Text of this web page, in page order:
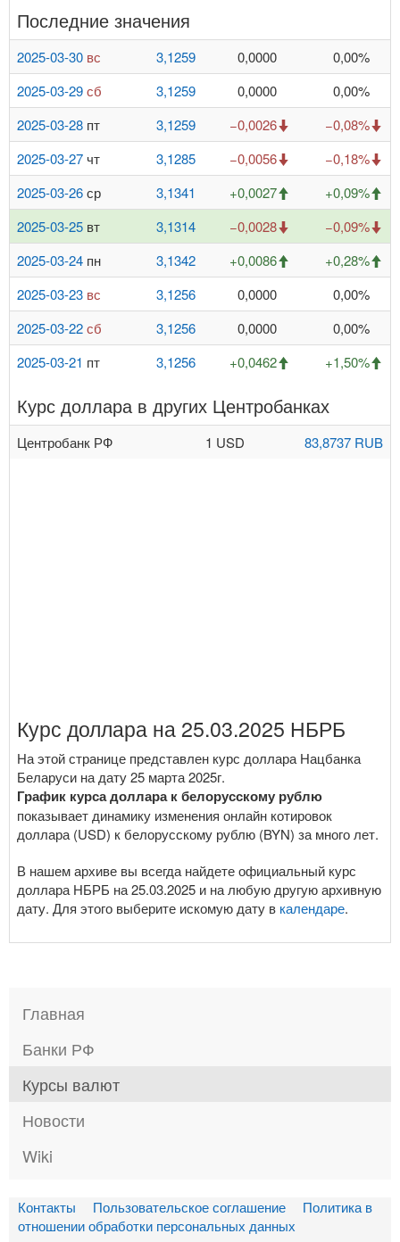
Последние значения
2025-03-30 вс 3,1259 0,0000
0,00%
2025-03-29сб 3,1259 0,0000
0,00%
2025-03-28 пт 3,1259 −0,0026
−0,08%
2025-03-27 чт 3,1285 −0,0056
−0,18%
2025-03-26ср 3,1341 +0,0027
+0,09%
2025-03-25 вт 3,1314 −0,0028
−0,09%
2025-03-24 пн 3,1342 +0,0086
+0,28%
2025-03-23 вс 3,1256 0,0000
0,00%
2025-03-22сб 3,1256 0,0000
0,00%
2025-03-21 пт 3,1256 +0,0462 +1,50%
Курс доллара в других Центробанках
Центробанк РФ 1 USD 83,8737 RUB
Курс доллара на 25.03.2025 НБРБ
На этой странице представлен курс доллара Нацбанка
Беларуси на дату 25 марта 2025г.
График курса доллара к белорусскому рублю
показывает динамику изменения онлайн котировок
доллара (USD) к белорусскому рублю (BYN) за много лет.
В нашем архиве вы всегда найдете официальный курс
доллара НБРБ на 25.03.2025 и на любую другую архивную
дату. Для этого выберите искомую дату в календаре.
Главная
Банки РФ
Курсы валют
Новости
Wiki
Контакты Пользовательское соглашение
Политика в
отношении обработки персональных данных